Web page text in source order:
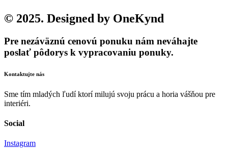
© 2025. Designed by OneKynd
Pre nezáväznú cenovú ponuku nám neváhajte
poslať pôdorys k vypracovaniu ponuky.
Kontaktujte nás
Sme tím mladých ľudí ktorí milujú svoju prácu a horia vášňou pre
interiéri.
Social
Instagram